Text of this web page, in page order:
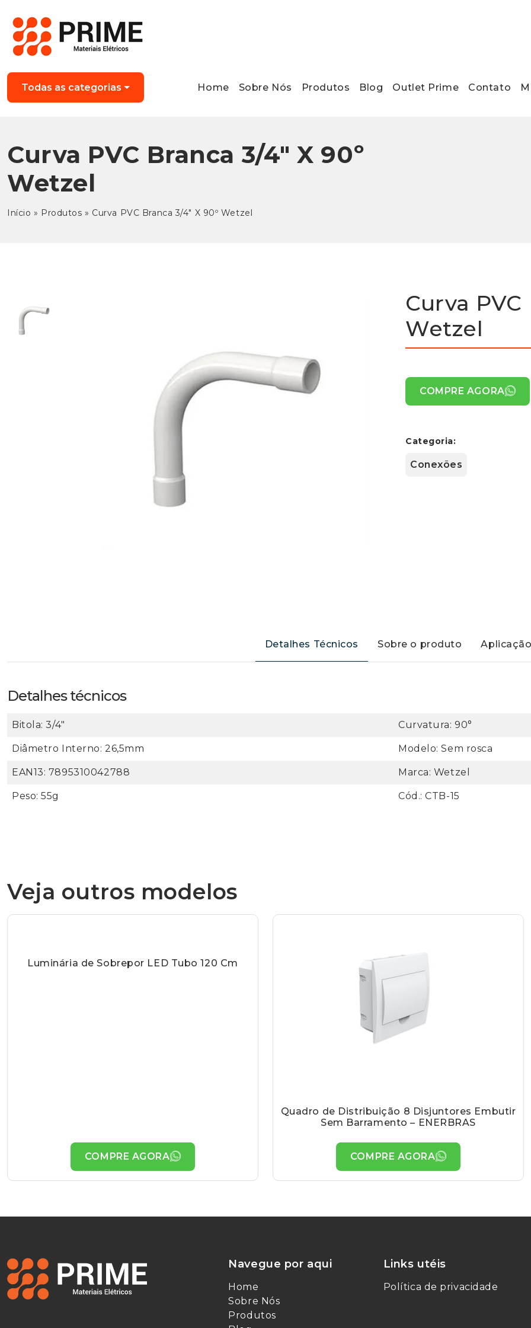
Todas as categorias Home Sobre Nós Produtos Blog Outlet Prime Contato
Curva PVC Branca 3/4″ X 90º
Wetzel
Início » Produtos » Curva PVC Branca 3/4″ X 90º Wetzel
Curva PVC
Wetzel
COMPRE AGORA
Categoria:
Conexões
Detalhes Técnicos Sobre o produto
Detalhes técnicos
Bitola: 3/4" Curvatura: 90°
Diâmetro Interno: 26,5mm Modelo: Sem rosca
EAN13: 7895310042788 Marca: Wetzel
Peso: 55g Cód.: CTB-15
Veja outros modelos
Luminária de Sobrepor LED Tubo 120 Cm
COMPRE AGORA
Quadro de Distribuição 8 Disjuntores Embutir
Sem Barramento – ENERBRAS
COMPRE AGORA
Navegue por aqui
Home
Sobre Nós
Produtos
Links utéis
Política de privacidade